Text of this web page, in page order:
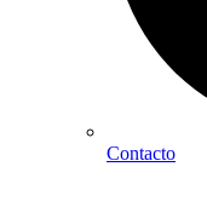
Contacto